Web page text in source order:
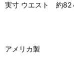
実寸 ウエスト 約
アメリカ製